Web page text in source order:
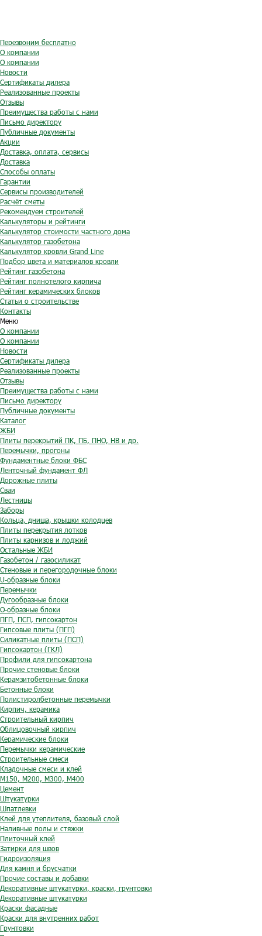
Перезвоним бесплатно
О компании
О компании
Новости
Сертификаты дилера
Реализованные проекты
Отзывы
Преимущества работы с нами
Письмо директору
Публичные документы
Акции
Доставка, оплата, сервисы
Доставка
Способы оплаты
Гарантии
Сервисы производителей
Расчёт сметы
Рекомендуем строителей
Калькуляторы и рейтинги
Калькулятор стоимости частного дома
Калькулятор газобетона
Калькулятор кровли Grand Line
Подбор цвета и материалов кровли
Рейтинг газобетона
Рейтинг полнотелого кирпича
Рейтинг керамических блоков
Статьи о строительстве
Контакты
Меню
О компании
О компании
Новости
Сертификаты дилера
Реализованные проекты
Отзывы
Преимущества работы с нами
Письмо директору
Публичные документы
Каталог
ЖБИ
Плиты перекрытий ПК, ПБ, ПНО, НВ и др.
Перемычки, прогоны
Фундаментные блоки ФБС
Ленточный фундамент ФЛ
Дорожные плиты
Сваи
Лестницы
Заборы
Кольца, днища, крышки колодцев
Плиты перекрытия лотков
Плиты карнизов и лоджий
Остальные ЖБИ
Газобетон / газосиликат
Стеновые и перегородочные блоки
U-образные блоки
Перемычки
Дугообразные блоки
O-образные блоки
ПГП, ПСП, гипсокартон
Гипсовые плиты (ПГП)
Силикатные плиты (ПСП)
Гипсокартон (ГКЛ)
Профили для гипсокартона
Прочие стеновые блоки
Керамзитобетонные блоки
Бетонные блоки
Полистиролбетонные перемычки
Кирпич, керамика
Строительный кирпич
Облицовочный кирпич
Керамические блоки
Перемычки керамические
Строительные смеси
Кладочные смеси и клей
М150, М200, М300, М400
Цемент
Штукатурки
Шпатлевки
Клей для утеплителя, базовый слой
Наливные полы и стяжки
Плиточный клей
Затирки для швов
Гидроизоляция
Для камня и брусчатки
Прочие составы и добавки
Декоративные штукатурки, краски, грунтовки
Декоративные штукатурки
Краски фасадные
Краски для внутренних работ
Грунтовки